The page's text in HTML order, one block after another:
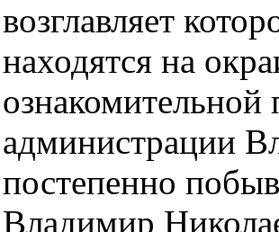
возглавляет
находятся на
ознакомительной
администрации
постепенно
Владимир